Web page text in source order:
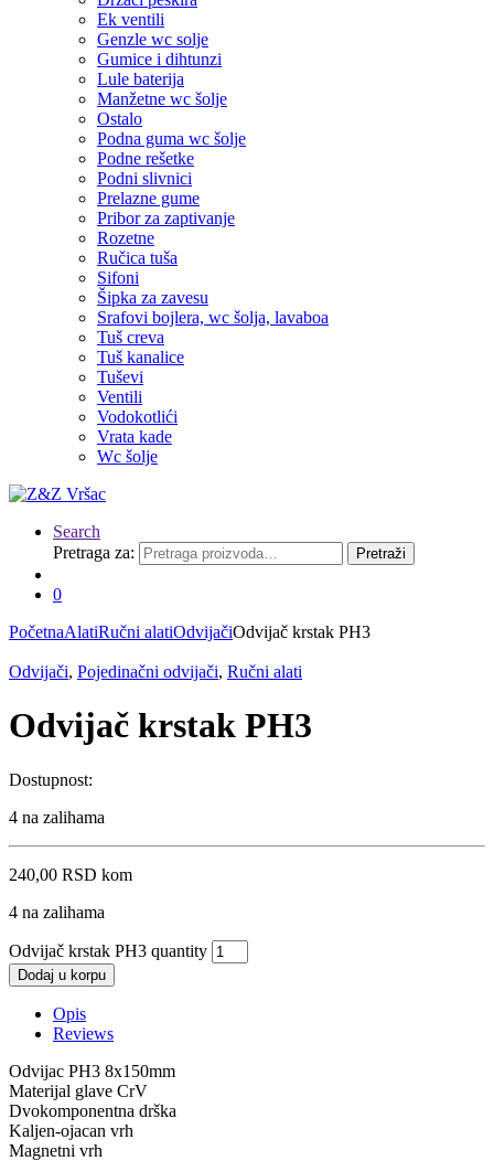
Ek ventili
Genzle wc solje
Gumice i dihtunzi
Lule baterija
Manžetne wc šolje
Ostalo
Podna guma wc šolje
Podne rešetke
Podni slivnici
Prelazne gume
Pribor za zaptivanje
Rozetne
Ručica tuša
Sifoni
Šipka za zavesu
Srafovi bojlera, wc šolja, lavaboa
Tuš creva
Tuš kanalice
Tuševi
Ventili
Vodokotlići
Vrata kade
Wc šolje
Search
Pretraga za:
Pretraži
0
PočetnaAlatiRučni alatiOdvijačiOdvijač krstak PH3
Odvijači, Pojedinačni odvijači, Ručni alati
Odvijač krstak PH3
Dostupnost:
4 na zalihama
240,00 RSD kom
4 na zalihama
Odvijač krstak PH3 quantity
Dodaj u korpu
Opis
Reviews
Odvijac PH3 8x150mm
Materijal glave CrV
Dvokomponentna drška
Kaljen-ojacan vrh
Magnetni vrh